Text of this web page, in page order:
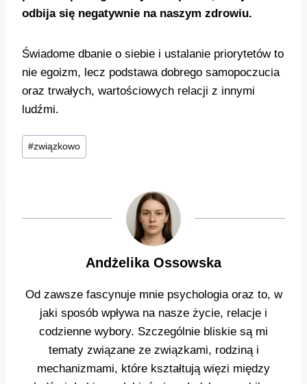
odbija się negatywnie na naszym zdrowiu.
Świadome dbanie o siebie i ustalanie priorytetów to
nie egoizm, lecz podstawa dobrego samopoczucia
oraz trwałych, wartościowych relacji z innymi
ludźmi.
Tagi
wpisu:
#związkowo
Andżelika Ossowska
Od zawsze fascynuje mnie psychologia oraz to, w
jaki sposób wpływa na nasze życie, relacje i
codzienne wybory. Szczególnie bliskie są mi
tematy związane ze związkami, rodziną i
mechanizmami, które kształtują więzi między